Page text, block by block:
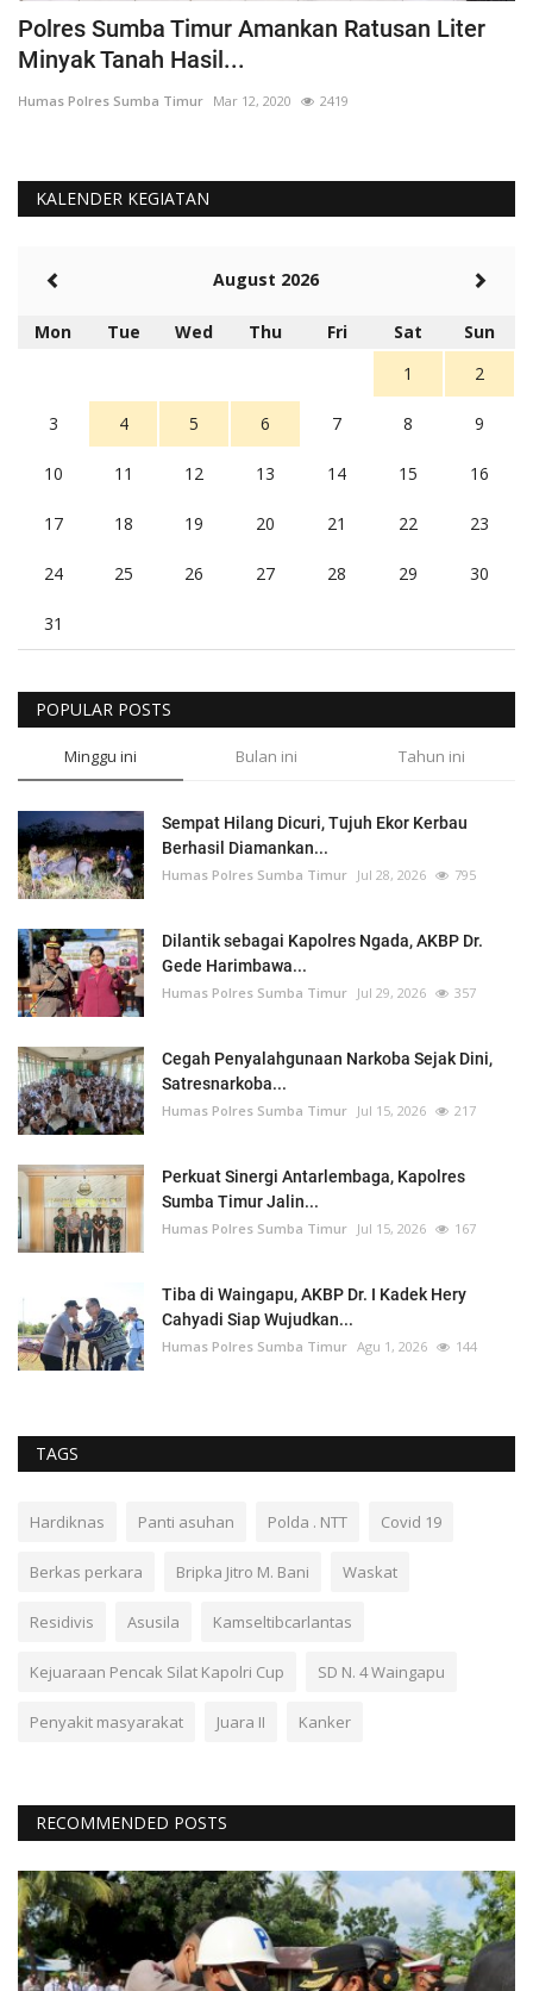
Polres Sumba Timur Amankan Ratusan Liter
Minyak Tanah Hasil...
Humas Polres Sumba Timur Mar 12, 2020 2419
KALENDER KEGIATAN
August 2026
Mon Tue Wed Thu Fri Sat
Sun
1
2
3 4 5 6 7 8 9
10 11 12 13 14 15 16
17 18 19 20 21 22 23
24 25 26 27 28 29 30
31
POPULAR POSTS
Minggu ini Bulan ini Tahun ini
Sempat Hilang Dicuri, Tujuh Ekor Kerbau
Berhasil Diamankan...
Humas Polres Sumba Timur Jul 28, 2026 795
Dilantik sebagai Kapolres Ngada, AKBP Dr.
Gede Harimbawa...
Humas Polres Sumba Timur Jul 29, 2026 357
Cegah Penyalahgunaan Narkoba Sejak Dini,
Satresnarkoba...
Humas Polres Sumba Timur Jul 15, 2026 217
Perkuat Sinergi Antarlembaga, Kapolres
Sumba Timur Jalin...
Humas Polres Sumba Timur Jul 15, 2026 167
Tiba di Waingapu, AKBP Dr. I Kadek Hery
Cahyadi Siap Wujudkan...
Humas Polres Sumba Timur Agu 1, 2026 144
TAGS
Hardiknas Panti asuhan Polda . NTT Covid 19
Berkas perkara Bripka Jitro M. Bani Waskat
Residivis Asusila Kamseltibcarlantas
Kejuaraan Pencak Silat Kapolri Cup SD N. 4 Waingapu
Penyakit masyarakat Juara II Kanker
RECOMMENDED POSTS